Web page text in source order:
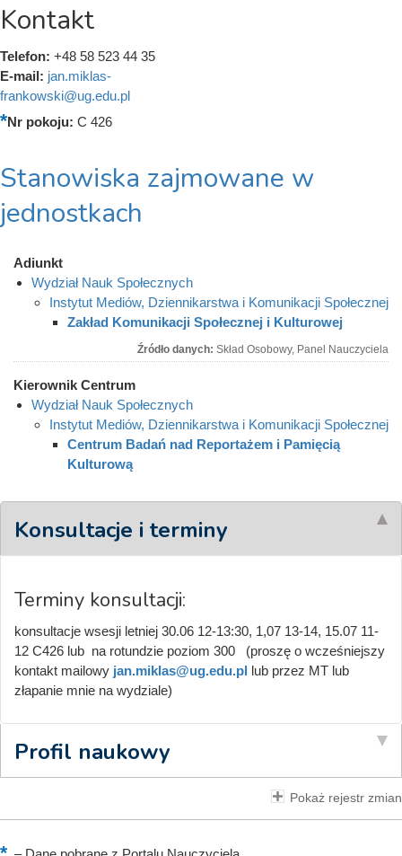
Kontakt
Telefon: +48 58 523 44 35
E-mail: jan.miklas-
frankowski@ug.edu.pl
Nr pokoju: C 426
Stanowiska zajmowane w
jednostkach
Adiunkt
Wydział Nauk Społecznych
Instytut Mediów, Dziennikarstwa i Komunikacji Społecznej
Zakład Komunikacji Społecznej i Kulturowej
Źródło danych: Skład Osobowy, Panel Nauczyciela
Kierownik Centrum
Wydział Nauk Społecznych
Instytut Mediów, Dziennikarstwa i Komunikacji Społecznej
Centrum Badań nad Reportażem i Pamięcią
Kulturową
Konsultacje i terminy
Terminy konsultacji:
konsultacje wsesji letniej 30.06 12-13:30, 1,07 13-14, 15.07 11-
12 C426 lub na rotundzie poziom 300 (proszę o wcześniejszy
kontakt mailowy jan.miklas@ug.edu.pl lub przez MT lub
złapanie mnie na wydziale)
Profil naukowy
Pokaż rejestr zmian